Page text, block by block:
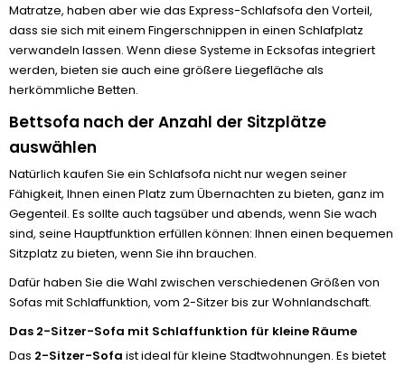
Matratze, haben aber wie das Express-Schlafsofa den Vorteil,
dass sie sich mit einem Fingerschnippen in einen Schlafplatz
verwandeln lassen. Wenn diese Systeme in Ecksofas integriert
werden, bieten sie auch eine größere Liegefläche als
herkömmliche Betten.
Bettsofa nach der Anzahl der Sitzplätze
auswählen
Natürlich kaufen Sie ein Schlafsofa nicht nur wegen seiner
Fähigkeit, Ihnen einen Platz zum Übernachten zu bieten, ganz im
Gegenteil. Es sollte auch tagsüber und abends, wenn Sie wach
sind, seine Hauptfunktion erfüllen können: Ihnen einen bequemen
Sitzplatz zu bieten, wenn Sie ihn brauchen.
Dafür haben Sie die Wahl zwischen verschiedenen Größen von
Sofas mit Schlaffunktion, vom 2-Sitzer bis zur Wohnlandschaft.
Das 2-Sitzer-Sofa mit Schlaffunktion für kleine Räume
Das 2-Sitzer-Sofa ist ideal für kleine Stadtwohnungen. Es bietet